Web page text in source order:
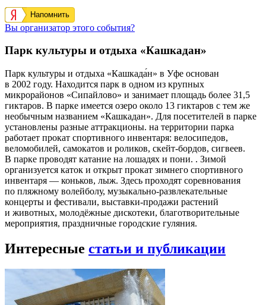
Напомнить
Вы организатор этого события?
Парк культуры и отдыха «Кашкадан»
Парк культуры и отдыха «Кашкада́н» в Уфе основан
в 2002 году. Находится парк в одном из крупных
микрорайонов «Сипайлово» и занимает площадь более 31,5
гиктаров. В парке имеется озеро около 13 гиктаров с тем же
необычным названием «Кашкадан». Для посетителей в парке
установлены разные аттракционы. на территории парка
работает прокат спортивного инвентаря: велосипедов,
веломобилей, самокатов и роликов, скейт-бордов, сигвеев.
В парке проводят катание на лошадях и пони. . Зимой
организуется каток и открыт прокат зимнего спортивного
инвентаря — коньков, лыж. Здесь проходят соревнования
по пляжному волейболу, музыкально-развлекательные
концерты и фестивали, выставки-продажи растений
и животных, молодёжные дискотеки, благотворительные
мероприятия, праздничные городские гуляния.
Интересные статьи и публикации